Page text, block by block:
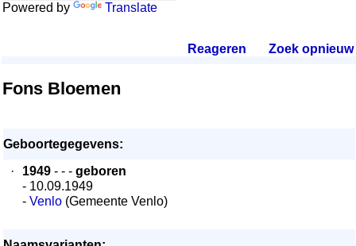
Powered by Translate
Reageren Zoek opnieuw.
Fons Bloemen
Geboortegegevens:
·
1949 - - - geboren
- 10.09.1949
- Venlo (Gemeente Venlo)